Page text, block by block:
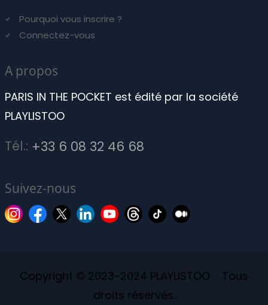
Pourquoi vous inscrire ?
Connectez-vous
A propos
PARIS IN THE POCKET est édité par la société
PLAYLISTOO
Tél.: +33 6 08 32 46 68
Suivez-nous
Copyright © 2023-2024 PLAYLISTOO Tous
droits réservés.